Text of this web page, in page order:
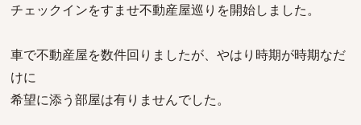
チェックインをすませ不動産屋巡りを開始しました。
車で不動産屋を数件回りましたが、やはり時期が時期なだ
けに
希望に添う部屋は有りませんでした。